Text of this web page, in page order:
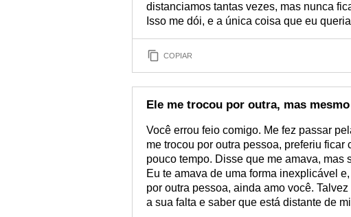
distanciamos tantas vezes, mas nunca
Isso me dói, e a única coisa que eu
COPIAR
Ele me trocou por outra, mas
Você errou feio comigo. Me fez passar
me trocou por outra pessoa, preferiu
pouco tempo. Disse que me amava, mas
Eu te amava de uma forma inexplicável
por outra pessoa, ainda amo você.
a sua falta e saber que está distante de